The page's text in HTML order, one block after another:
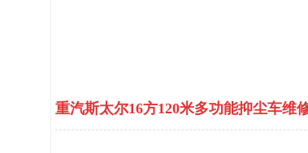
重汽斯太尔16方120米多功能抑尘车维